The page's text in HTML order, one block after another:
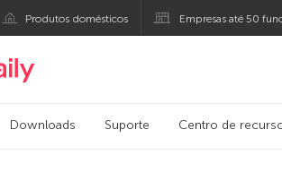
Produtos domésticos Empresas até 50
da Kaspersky
Downloads Suporte Centro de